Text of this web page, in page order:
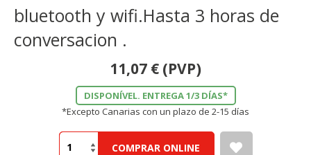
bluetooth y wifi.Hasta 3 horas de
conversacion .
11,07 € (PVP)
DISPONÍVEL. ENTREGA 1/3 DÍAS*
*Excepto Canarias con un plazo de 2-15 días
COMPRAR ONLINE